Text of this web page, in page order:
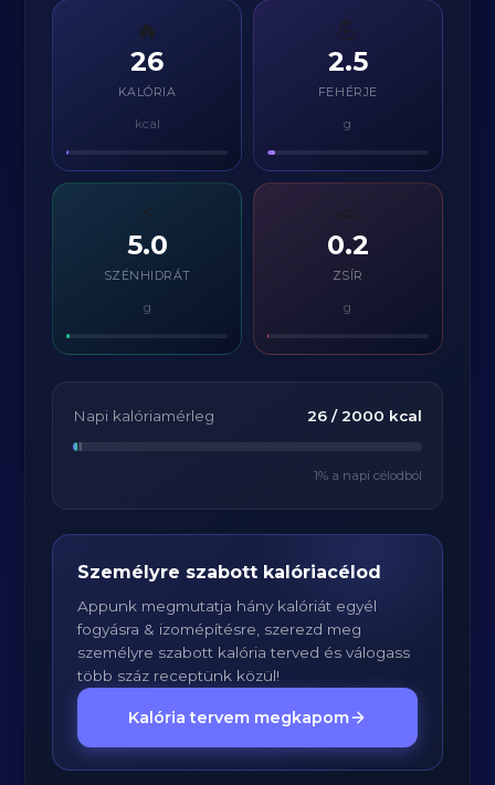
🔥
26
KALÓRIA
kcal
💪
2.5
FEHÉRJE
g
⚡
5.0
SZÉNHIDRÁT
g
0.2
ZSÍR
g
Napi kalóriamérleg 26/ 2000 kcal
1% a napi célodból
Személyre szabott kalóriacélod
Appunk megmutatja hány kalóriát egyél
fogyásra & izomépítésre, szerezd meg
személyre szabott kalória terved és válogass
több száz receptünk közül!
Kalória tervem megkapom